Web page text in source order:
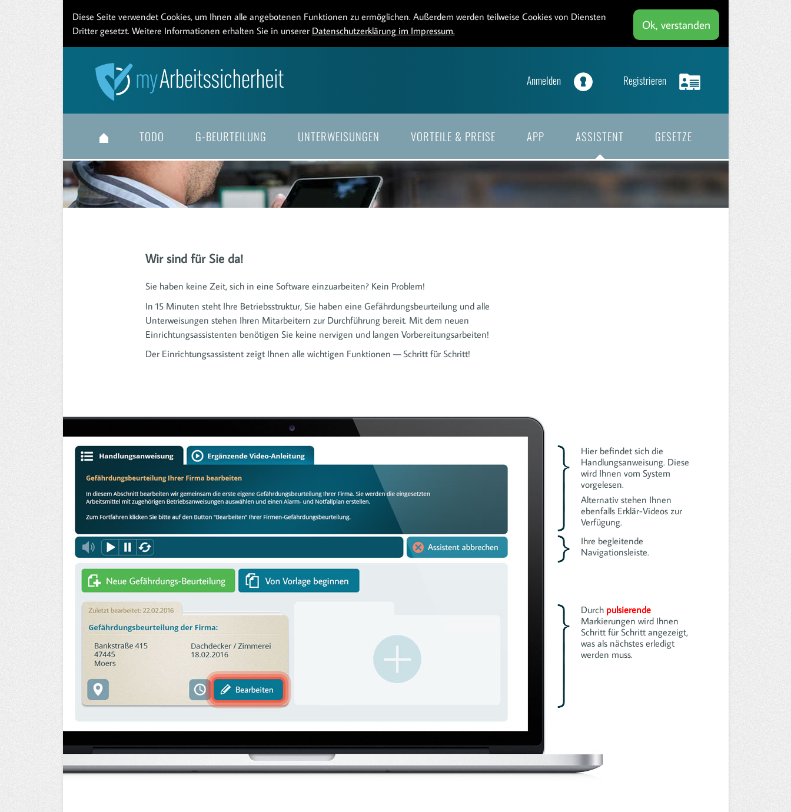
Ok, verstanden
Diese Seite verwendet Cookies, um Ihnen alle angebotenen Funktionen zu ermöglichen. Außerdem werden teilweise Cookies von Diensten
Dritter gesetzt. Weitere Informationen erhalten Sie in unserer Datenschutzerklärung im Impressum.
Anmelden Registrieren
TODO G-BEURTEILUNG UNTERWEISUNGEN VORTEILE & PREISE APP ASSISTENT GESETZE
Wir sind für Sie da!
Sie haben keine Zeit, sich in eine Software einzuarbeiten? Kein Problem!
In 15 Minuten steht Ihre Betriebsstruktur, Sie haben eine Gefährdungsbeurteilung und alle
Unterweisungen stehen Ihren Mitarbeitern zur Durchführung bereit. Mit dem neuen
Einrichtungsassistenten benötigen Sie keine nervigen und langen Vorbereitungsarbeiten!
Der Einrichtungsassistent zeigt Ihnen alle wichtigen Funktionen — Schritt für Schritt!
Hier befindet sich die
Handlungsanweisung. Diese
wird Ihnen vom System
vorgelesen.
Alternativ stehen Ihnen
ebenfalls Erklär-Videos zur
Verfügung.
Ihre begleitende
Navigationsleiste.
Durch pulsierende
Markierungen wird Ihnen
Schritt für Schritt angezeigt,
was als nächstes erledigt
werden muss.